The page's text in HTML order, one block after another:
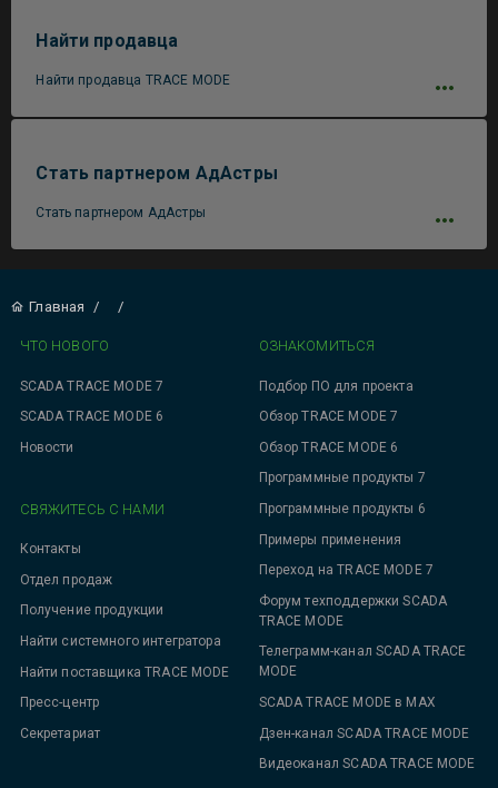
Найти продавца
Найти продавца TRACE MODE
Стать партнером АдАстры
Стать партнером АдАстры
Главная / /
ЧТО НОВОГО
SCADA TRACE MODE 7
SCADA TRACE MODE 6
Новости
ОЗНАКОМИТЬСЯ
Подбор ПО для проекта
Обзор TRACE MODE 7
Обзор TRACE MODE 6
Программные продукты 7
Программные продукты 6
Примеры применения
Переход на TRACE MODE 7
Форум техподдержки SCADA
TRACE MODE
Телеграмм-канал SCADA TRACE
MODE
SCADA TRACE MODE в MAX
Дзен-канал SCADA TRACE MODE
Видеоканал SCADA TRACE MODE
СВЯЖИТЕСЬ С НАМИ
Контакты
Отдел продаж
Получение продукции
Найти системного интегратора
Найти поставщика TRACE MODE
Пресс-центр
Секретариат